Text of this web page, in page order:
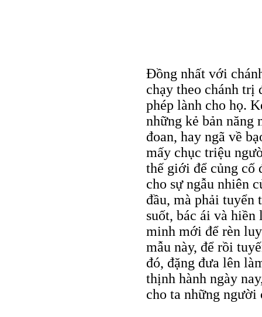
Đồng nhất với
chạy theo chánh trị
phép lành cho họ.
những kẻ bản năng
đoan, hay ngã về
mấy chục triệu
thế giới để củng cố
cho sự ngẫu nhiên
đầu, mà phải tuyển
suốt, bác ái và hiền
minh mới để rèn
mẫu này, để rồi
đó, đặng đưa lên
thịnh hành ngày
cho ta những người